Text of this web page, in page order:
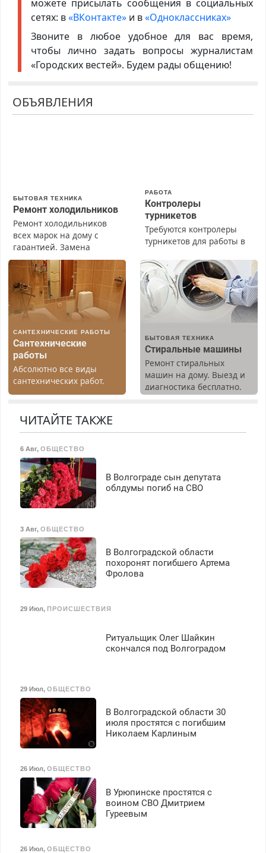
можете присылать сообщения в социальных
сетях: в«ВКонтакте»и в«Одноклассниках»
Звоните в любое удобное для вас время,
чтобы лично задать вопросы журналистам
«Городских вестей». Будем рады общению!
ОБЪЯВЛЕНИЯ
БЫТОВАЯ ТЕХНИКА
Ремонт холодильников
Ремонт холодильников
всех марок на дому с
гарантией. Замена
резины. Качественно.
Недорого. Без выходных.
Все районы. Скидка.
Вызов бесплатный.
РАБОТА
Контролеры
турникетов
Требуются контролеры
турникетов для работы в
(мужчины, женщины).
Прием по ТК РФ. График
работы любой.
Бесплатное проживание.
З/п – до 96000 рублей до
Ежемесячно
выплачивается денежная
премия. Возможно
бесплатное обучение,
получение документов,
работа инспектором по
125000 руб.
САНТЕХНИЧЕСКИЕ РАБОТЫ
Сантехнические
работы
Абсолютно все виды
сантехнических работ.
Быстро. Качественно.
БЫТОВАЯ ТЕХНИКА
Стиральные машины
Ремонт стиральных
машин на дому. Выезд и
диагностика бесплатно.
ЧИТАЙТЕ ТАКЖЕ
6 Авг, ОБЩЕСТВО
В Волгограде сын депутата
облдумы погиб на СВО
3 Авг, ОБЩЕСТВО
В Волгоградской области
похоронят погибшего Артема
Фролова
29 Июл, ПРОИСШЕСТВИЯ
Ритуальщик Олег Шайкин
скончался под Волгоградом
29 Июл, ОБЩЕСТВО
В Волгоградской области 30
июля простятся с погибшим
Николаем Карлиным
26 Июл, ОБЩЕСТВО
В Урюпинске простятся с
воином СВО Дмитрием
Гуреевым
26 Июл, ОБЩЕСТВО